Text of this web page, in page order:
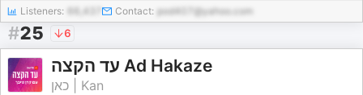
Listeners: 66,437 Contact: pod407@yahoo.com
#25 6
עד הקצה Ad Hakaze
כאן | Kan